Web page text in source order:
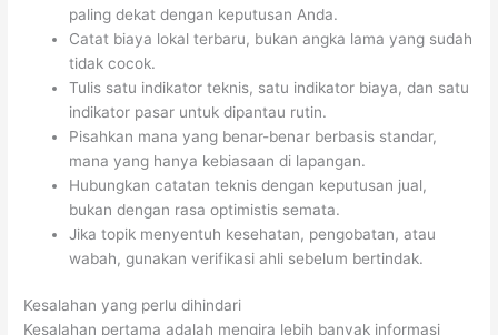
paling dekat dengan keputusan Anda.
Catat biaya lokal terbaru, bukan angka lama yang sudah
tidak cocok.
Tulis satu indikator teknis, satu indikator biaya, dan satu
indikator pasar untuk dipantau rutin.
Pisahkan mana yang benar-benar berbasis standar,
mana yang hanya kebiasaan di lapangan.
Hubungkan catatan teknis dengan keputusan jual,
bukan dengan rasa optimistis semata.
Jika topik menyentuh kesehatan, pengobatan, atau
wabah, gunakan verifikasi ahli sebelum bertindak.
Kesalahan yang perlu dihindari
Kesalahan pertama adalah mengira lebih banyak informasi